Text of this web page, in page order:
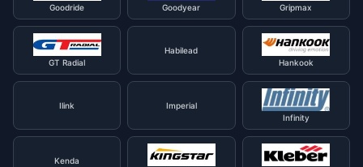
Goodride Goodyear Gripmax
GT Radial
Habilead
Hankook
Ilink
Imperial
Infinity
Kenda